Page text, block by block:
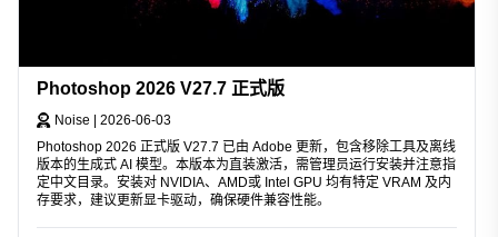
Photoshop 2026 V27.7 正式版
Noise
2026-06-03
Photoshop 2026 正式版 V27.7 已由 Adobe 更新，包含移除工具及离线
版本的生成式 AI 模型。本版本为直装激活，需管理员运行安装并注意指
定中文目录。安装对 NVIDIA、AMD或 Intel GPU 均有特定 VRAM 及内
存要求，建议更新显卡驱动，确保硬件兼容性能。